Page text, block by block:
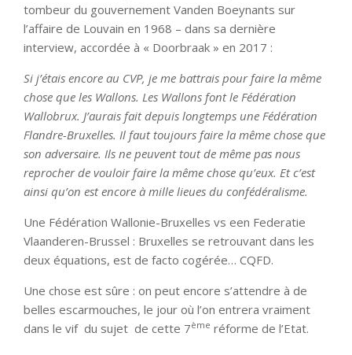
tombeur du gouvernement Vanden Boeynants sur
l’affaire de Louvain en 1968 – dans sa dernière
interview, accordée à « Doorbraak » en 2017 :
Si j’étais encore au CVP, je me battrais pour faire la même
chose que les Wallons. Les Wallons font le Fédération
Wallobrux. J’aurais fait depuis longtemps une Fédération
Flandre-Bruxelles. Il faut toujours faire la même chose que
son adversaire. Ils ne peuvent tout de même pas nous
reprocher de vouloir faire la même chose qu’eux. Et c’est
ainsi qu’on est encore à mille lieues du confédéralisme.
Une Fédération Wallonie-Bruxelles vs een Federatie
Vlaanderen-Brussel : Bruxelles se retrouvant dans les
deux équations, est de facto cogérée… CQFD.
Une chose est sûre : on peut encore s’attendre à de
belles escarmouches, le jour où l’on entrera vraiment
dans le vif du sujet de cette 7ème réforme de l’Etat.